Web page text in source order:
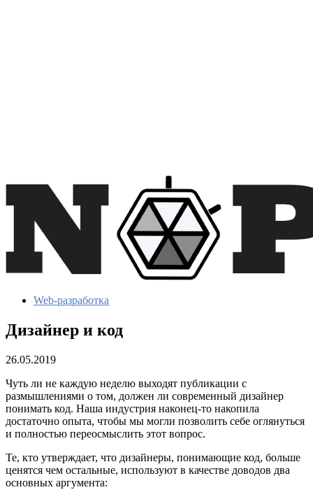
Web-разработка
Дизайнер и код
26.05.2019
Чуть ли не каждую неделю выходят публикации с
размышлениями о том, должен ли современный дизайнер
понимать код. Наша индустрия наконец-то накопила
достаточно опыта, чтобы мы могли позволить себе оглянуться
и полностью переосмыслить этот вопрос.
Те, кто утверждает, что дизайнеры, понимающие код, больше
ценятся чем остальные, используют в качестве доводов два
основных аргумента: